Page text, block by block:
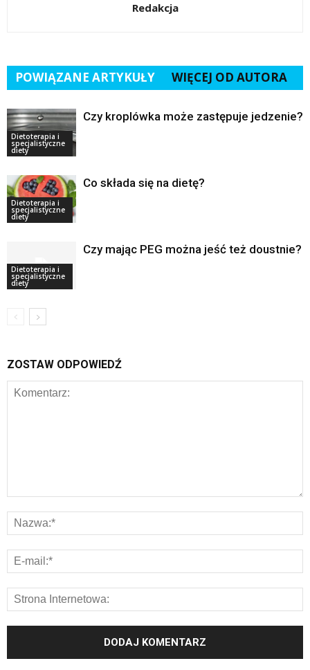
Redakcja
POWIĄZANE ARTYKUŁY WIĘCEJ OD AUTORA
Dietoterapia i
specjalistyczne
diety
Czy kroplówka może zastępuje jedzenie?
Dietoterapia i
specjalistyczne
diety
Co składa się na dietę?
Dietoterapia i
specjalistyczne
diety
Czy mając PEG można jeść też doustnie?
ZOSTAW ODPOWIEDŹ